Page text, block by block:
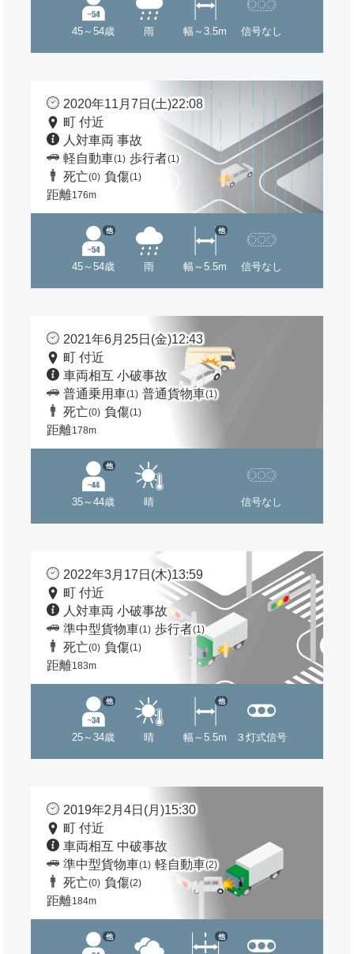
45～54歳 雨 幅～3.5m 信号なし
2020年11月7日(土)22:08
町 付近
人対車両 事故
軽自動車(1) 歩行者(1)
死亡(0) 負傷(1)
距離176m
45～54歳
他
雨 幅～5.5m
他
信号なし
2021年6月25日(金)12:43
町 付近
車両相互 小破事故
普通乗用車(1) 普通貨物車(1)
死亡(0) 負傷(1)
距離178m
35～44歳
他
晴 信号なし
2022年3月17日(木)13:59
町 付近
人対車両 小破事故
準中型貨物車(1) 歩行者(1)
死亡(0) 負傷(1)
距離183m
25～34歳
他
晴 幅～5.5m
他
３灯式信号
2019年2月4日(月)15:30
町 付近
車両相互 中破事故
準中型貨物車(1) 軽自動車(2)
死亡(0) 負傷(2)
距離184m
他 他